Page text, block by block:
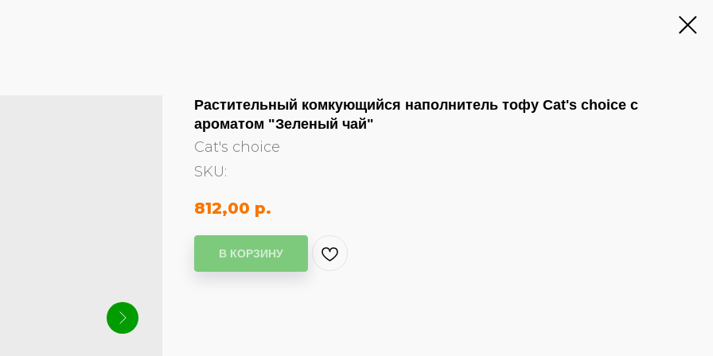
Растительный комкующийся наполнитель тофу Cat's choice с
ароматом "Зеленый чай"
Cat's choice
SKU:
812,00 р.
В КОРЗИНУ